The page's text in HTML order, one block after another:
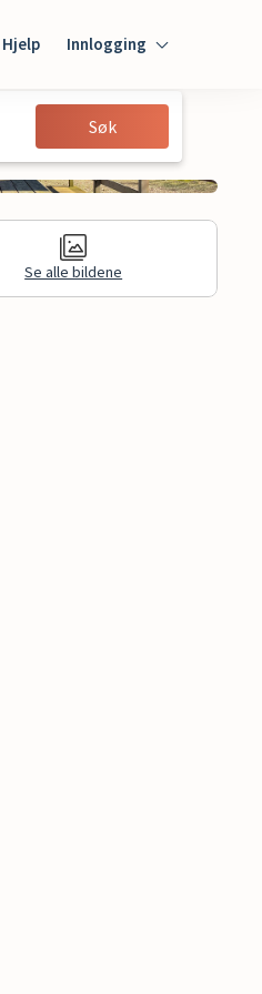
Hjelp Innlogging
Innlogging
Gjest
Søk
Se alle bildene